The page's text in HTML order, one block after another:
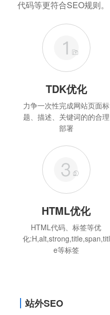
代码等更符合SEO规则。
TDK优化
力争一次性完成网站页面标
题、描述、关键词的的合理
部署
HTML优化
HTML代码、标签等优
化:H,alt,strong,title,span,titl
e等标签
站外SEO